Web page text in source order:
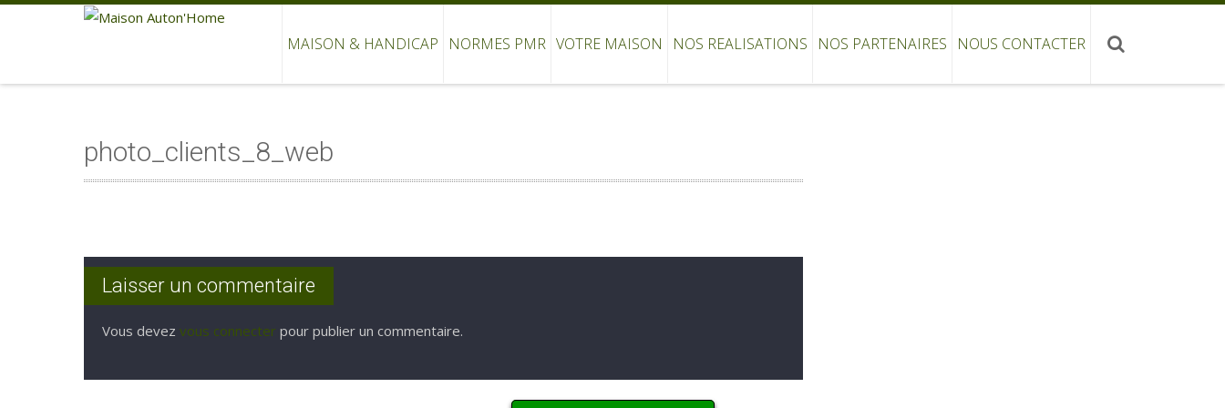
MAISON & HANDICAP NORMES PMR VOTRE MAISON NOS REALISATIONS NOS PARTENAIRES NOUS CONTACTER
photo_clients_8_web
Laisser un commentaire
Vous devez vous connecter pour publier un commentaire.